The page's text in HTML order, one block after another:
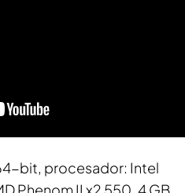
bit, procesador: Intel